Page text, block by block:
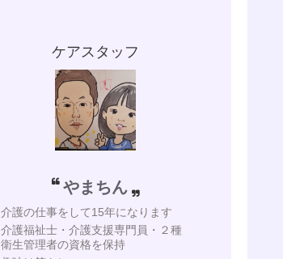
ケアスタッフ
やまちん
介護の仕事をして15年になります
介護福祉士・介護支援専門員・２種
衛生管理者の資格を保持